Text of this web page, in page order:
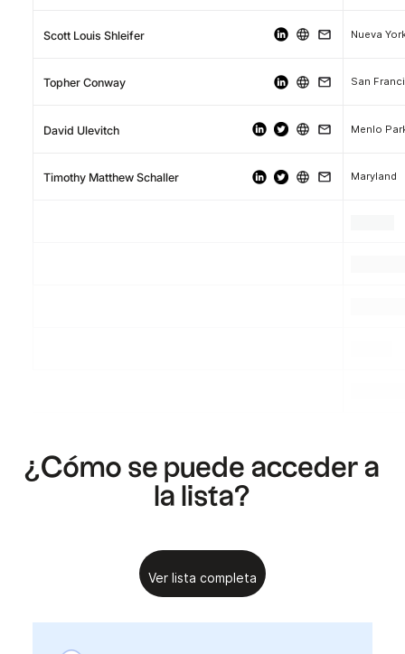
Scott Louis Shleifer Nueva
Topher Conway San
David Ulevitch Menlo
Timothy Matthew Schaller Maryland
¿Cómo se puede acceder a
la lista?
Ver lista completa